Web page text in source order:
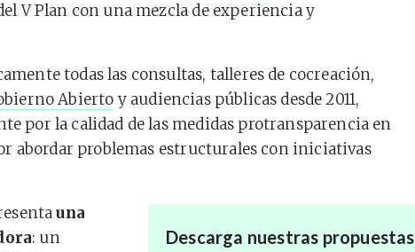
V Plan con una mezcla de experiencia y
todas las consultas, talleres de cocreación,
Abierto y audiencias públicas desde 2011,
por la calidad de las medidas protransparencia en
abordar problemas estructurales con iniciativas
Descarga nuestras propuestas
una
: un